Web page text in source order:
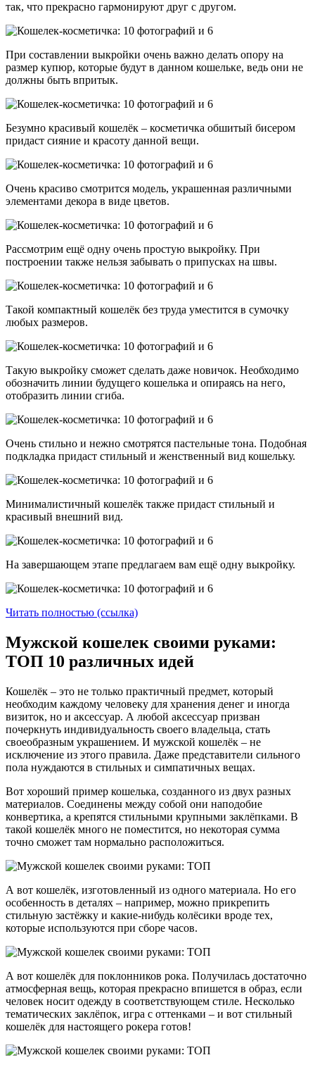
так, что прекрасно гармонируют друг с другом.
При составлении выкройки очень важно делать опору на
размер купюр, которые будут в данном кошельке, ведь они не
должны быть впритык.
Безумно красивый кошелёк – косметичка обшитый бисером
придаст сияние и красоту данной вещи.
Очень красиво смотрится модель, украшенная различными
элементами декора в виде цветов.
Рассмотрим ещё одну очень простую выкройку. При
построении также нельзя забывать о припусках на швы.
Такой компактный кошелёк без труда уместится в сумочку
любых размеров.
Такую выкройку сможет сделать даже новичок. Необходимо
обозначить линии будущего кошелька и опираясь на него,
отобразить линии сгиба.
Очень стильно и нежно смотрятся пастельные тона. Подобная
подкладка придаст стильный и женственный вид кошельку.
Минималистичный кошелёк также придаст стильный и
красивый внешний вид.
На завершающем этапе предлагаем вам ещё одну выкройку.
Читать полностью (ссылка)
Мужской кошелек своими руками:
ТОП 10 различных идей
Кошелёк – это не только практичный предмет, который
необходим каждому человеку для хранения денег и иногда
визиток, но и аксессуар. А любой аксессуар призван
почеркнуть индивидуальность своего владельца, стать
своеобразным украшением. И мужской кошелёк – не
исключение из этого правила. Даже представители сильного
пола нуждаются в стильных и симпатичных вещах.
Вот хороший пример кошелька, созданного из двух разных
материалов. Соединены между собой они наподобие
конвертика, а крепятся стильными крупными заклёпками. В
такой кошелёк много не поместится, но некоторая сумма
точно сможет там нормально расположиться.
А вот кошелёк, изготовленный из одного материала. Но его
особенность в деталях – например, можно прикрепить
стильную застёжку и какие-нибудь колёсики вроде тех,
которые используются при сборе часов.
А вот кошелёк для поклонников рока. Получилась достаточно
атмосферная вещь, которая прекрасно впишется в образ, если
человек носит одежду в соответствующем стиле. Несколько
тематических заклёпок, игра с оттенками – и вот стильный
кошелёк для настоящего рокера готов!